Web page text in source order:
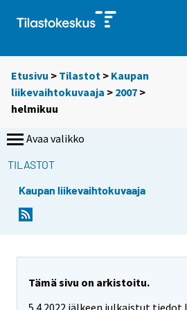
Etusivu > Tilastot > Kaupan
liikevaihtokuvaaja > 2007 >
helmikuu
Avaa valikko
TILASTOT
Kaupan liikevaihtokuvaaja
Tämä sivu on arkistoitu.